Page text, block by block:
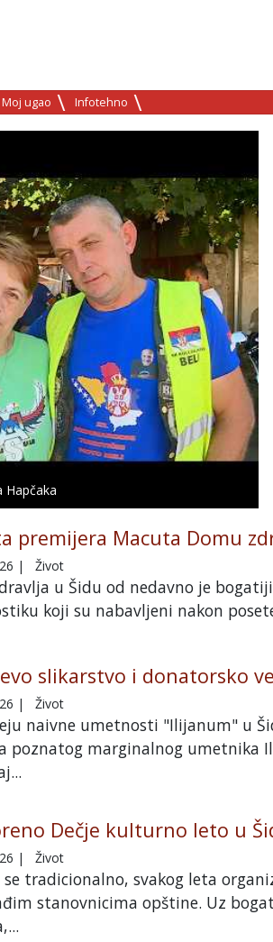
Moj ugao Infotehno
Hapčaka
premijera Macuta Domu
| Život
u Šidu od nedavno je
koji su nabavljeni nakon
slikarstvo i donatorsko
| Život
naivne umetnosti "Ilijanum" u
poznatog marginalnog umetnika
Dečje kulturno leto u
| Život
se tradicionalno, svakog leta
stanovnicima opštine. Uz